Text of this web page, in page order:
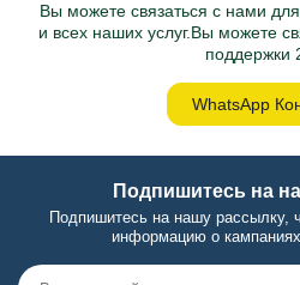
Вы можете связаться с нами
и всех наших услуг.Вы можете
поддержки
WhatsApp
Подпишитесь на
Подпишитесь на нашу рассылку,
информацию о